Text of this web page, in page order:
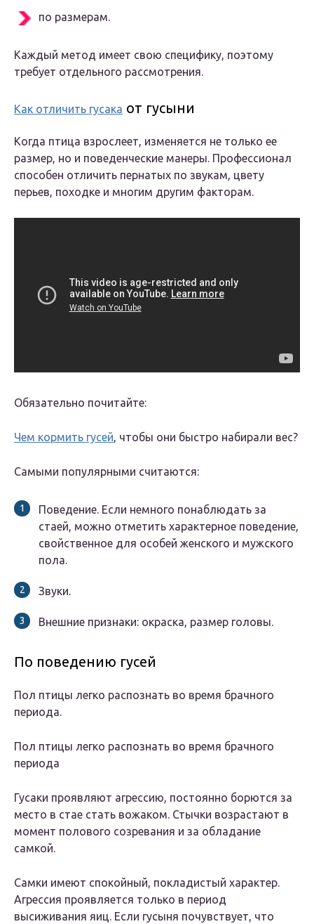
по размерам.
Каждый метод имеет свою специфику, поэтому
требует отдельного рассмотрения.
Как отличить гусака от гусыни
Когда птица взрослеет, изменяется не только ее
размер, но и поведенческие манеры. Профессионал
способен отличить пернатых по звукам, цвету
перьев, походке и многим другим факторам.
Обязательно почитайте:
Чем кормить гусей, чтобы они быстро набирали вес?
Самыми популярными считаются:
Поведение. Если немного понаблюдать за
стаей, можно отметить характерное поведение,
свойственное для особей женского и мужского
пола.
Звуки.
Внешние признаки: окраска, размер головы.
По поведению гусей
Пол птицы легко распознать во время брачного
периода.
Пол птицы легко распознать во время брачного
периода
Гусаки проявляют агрессию, постоянно борются за
место в стае стать вожаком. Стычки возрастают в
момент полового созревания и за обладание
самкой.
Самки имеют спокойный, покладистый характер.
Агрессия проявляется только в период
высиживания яиц. Если гусыня почувствует, что